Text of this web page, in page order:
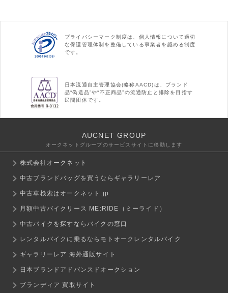
プライバシーマーク制度は、個人情報について適切
な保護管理体制を整備している事業者を認める制度
です。
日本流通自主管理協会(略称AACD)は、ブランド
品“偽造品”や“不正商品”の流通防止と排除を目指す
民間団体です。
AUCNET GROUP
オークネットグループのサービスサイトに移動します
株式会社オークネット
中古ブランドバッグを買うならギャラリーレア
中古車検索はオークネット.jp
月額中古バイクリース ME:RIDE（ミーライド）
中古バイクを探すならバイクの窓口
レンタルバイクに乗るならモトオークレンタルバイク
ギャラリーレア 海外通販サイト
日本ブランドアドバンスドオークション
ブランディア 買取サイト